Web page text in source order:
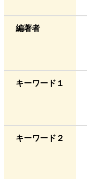
編著者
キーワード１
キーワード２